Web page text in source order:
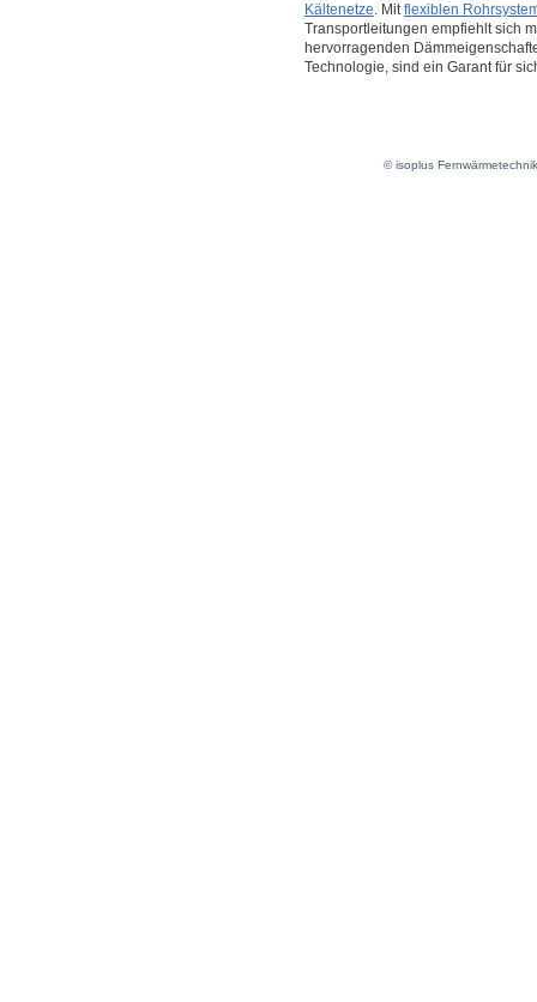
Kältenetze. Mitflexiblen
Transportleitungen empfiehlt sich
hervorragenden
Technologie, sind ein Garant für
© isoplus Fernwärmetechnik